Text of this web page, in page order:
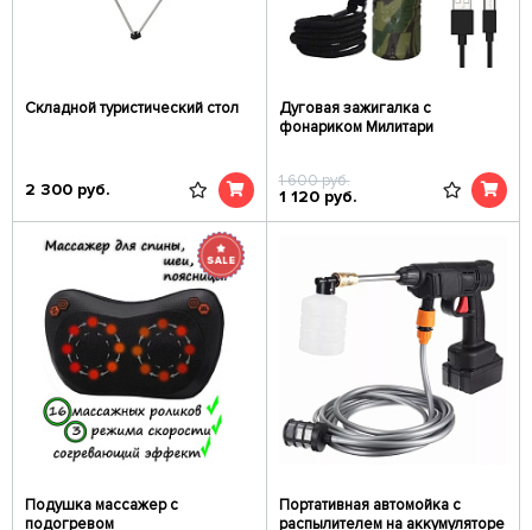
Складной туристический стол
2 300 руб.
Дуговая зажигалка с
фонариком Милитари
1 600руб.
1 120 руб.
Подушка массажер с
подогревом
Портативная автомойка с
распылителем на аккумуляторе